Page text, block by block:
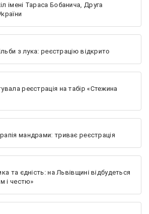
імені Тараса Бобанича, Друга
з лука: реєстрацію відкрито
реєстрація на табір «Стежина
мандрами: триває реєстрація
та єдність: на Львівщині відбудеться
і честю»